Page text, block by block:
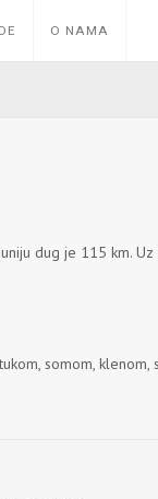
O NAMA
dug je 115 km.
somom, klenom,